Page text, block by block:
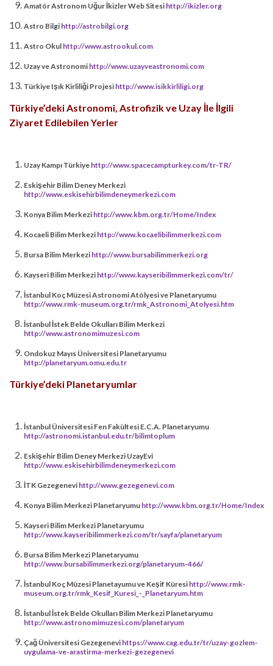
Amatör Astronom Uğur İkizler Web Sitesi http://ikizler.org
Astro Bilgi http://astrobilgi.org
Astro Okul http://www.astrookul.com
Uzay ve Astronomi http://www.uzayveastronomi.com
Türkiye Işık Kirliliği Projesi http://www.isikkirliligi.org
Türkiye’deki Astronomi, Astrofizik ve Uzay İle İlgili
Ziyaret Edilebilen Yerler
Uzay Kampı Türkiye http://www.spacecampturkey.com/tr-TR/
Eskişehir Bilim Deney Merkezi
http://www.eskisehirbilimdeneymerkezi.com
Konya Bilim Merkezi http://www.kbm.org.tr/Home/Index
Kocaeli Bilim Merkezi http://www.kocaelibilimmerkezi.com
Bursa Bilim Merkezi http://www.bursabilimmerkezi.org
Kayseri Bilim Merkezi http://www.kayseribilimmerkezi.com/tr/
İstanbul Koç Müzesi Astronomi Atölyesi ve Planetaryumu
http://www.rmk-museum.org.tr/rmk_Astronomi_Atolyesi.htm
İstanbul İstek Belde Okulları Bilim Merkezi
http://www.astronomimuzesi.com
Ondokuz Mayıs Üniversitesi Planetaryumu
http://planetaryum.omu.edu.tr
Türkiye’deki Planetaryumlar
İstanbul Üniversitesi Fen Fakültesi E.C.A. Planetaryumu
http://astronomi.istanbul.edu.tr/bilimtoplum
Eskişehir Bilim Deney Merkezi UzayEvi
http://www.eskisehirbilimdeneymerkezi.com
İTK Gezegenevi http://www.gezegenevi.com
Konya Bilim Merkezi Planetaryumu http://www.kbm.org.tr/Home/Index
Kayseri Bilim Merkezi Planetaryumu
http://www.kayseribilimmerkezi.com/tr/sayfa/planetaryum
Bursa Bilim Merkezi Planetaryumu
http://www.bursabilimmerkezi.org/planetaryum-466/
İstanbul Koç Müzesi Planetayumu ve Keşif Küresi http://www.rmk-
museum.org.tr/rmk_Kesif_Kuresi_-_Planetaryum.htm
İstanbul İstek Belde Okulları Bilim Merkezi Planetaryumu
http://www.astronomimuzesi.com/planetaryum
Çağ Üniversitesi Gezegenevi https://www.cag.edu.tr/tr/uzay-gozlem-
uygulama-ve-arastirma-merkezi-gezegenevi